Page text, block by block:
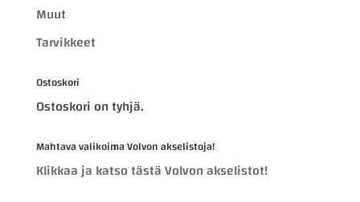
Muut
Tarvikkeet
Ostoskori
Ostoskori on tyhjä.
Mahtava valikoima Volvon akselistoja!
Klikkaa ja katso tästä Volvon akselistot!